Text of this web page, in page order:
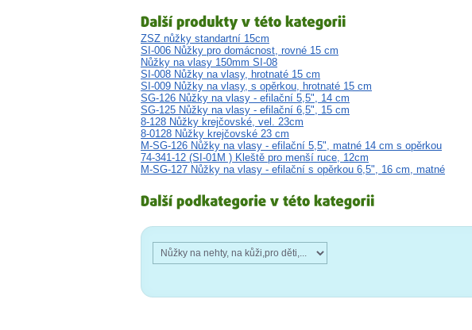
ZSZ nůžky standartní 15cm
SI-006 Nůžky pro domácnost, rovné 15 cm
Nůžky na vlasy 150mm SI-08
SI-008 Nůžky na vlasy, hrotnaté 15 cm
SI-009 Nůžky na vlasy, s opěrkou, hrotnaté 15 cm
SG-126 Nůžky na vlasy - efilační 5,5", 14 cm
SG-125 Nůžky na vlasy - efilační 6,5", 15 cm
8-128 Nůžky krejčovské, vel. 23cm
8-0128 Nůžky krejčovské 23 cm
M-SG-126 Nůžky na vlasy - efilační 5,5", matné 14 cm s opěrkou
74-341-12 (SI-01M ) Kleště pro menší ruce, 12cm
M-SG-127 Nůžky na vlasy - efilační s opěrkou 6,5", 16 cm, matné